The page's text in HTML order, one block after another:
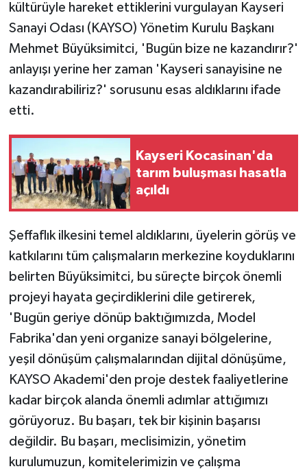
kültürüyle hareket ettiklerini vurgulayan Kayseri
Sanayi Odası (KAYSO) Yönetim Kurulu Başkanı
Mehmet Büyüksimitci, 'Bugün bize ne kazandırır?'
anlayışı yerine her zaman 'Kayseri sanayisine ne
kazandırabiliriz?' sorusunu esas aldıklarını ifade
etti.
Kayseri Kocasinan'da
tarım buluşması hasatla
açıldı
Şeffaflık ilkesini temel aldıklarını, üyelerin görüş ve
katkılarını tüm çalışmaların merkezine koyduklarını
belirten Büyüksimitci, bu süreçte birçok önemli
projeyi hayata geçirdiklerini dile getirerek,
'Bugün geriye dönüp baktığımızda, Model
Fabrika'dan yeni organize sanayi bölgelerine,
yeşil dönüşüm çalışmalarından dijital dönüşüme,
KAYSO Akademi'den proje destek faaliyetlerine
kadar birçok alanda önemli adımlar attığımızı
görüyoruz. Bu başarı, tek bir kişinin başarısı
değildir. Bu başarı, meclisimizin, yönetim
kurulumuzun, komitelerimizin ve çalışma